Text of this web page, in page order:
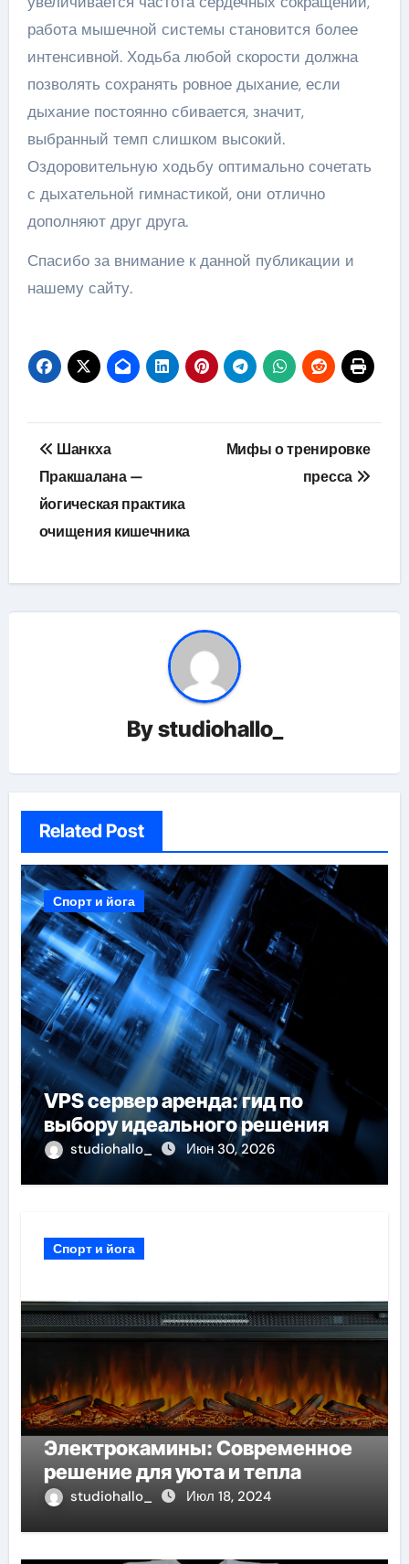
работа мышечной системы становится более
интенсивной. Ходьба любой скорости должна
позволять сохранять ровное дыхание, если
дыхание постоянно сбивается, значит,
выбранный темп слишком высокий.
Оздоровительную ходьбу оптимально сочетать
с дыхательной гимнастикой, они отлично
дополняют друг друга.
Спасибо за внимание к данной публикации и
нашему сайту.
Навигация
по
записям
Шанкха
Пракшалана —
йогическая практика
очищения кишечника
Мифы о тренировке
пресса
Bystudiohallo_
Related Post
Спорт и йога
VPS сервер аренда: гид по
выбору идеального решения
studiohallo_ Июн 30, 2026
Спорт и йога
Электрокамины: Современное
решение для уюта и тепла
studiohallo_ Июл 18, 2024